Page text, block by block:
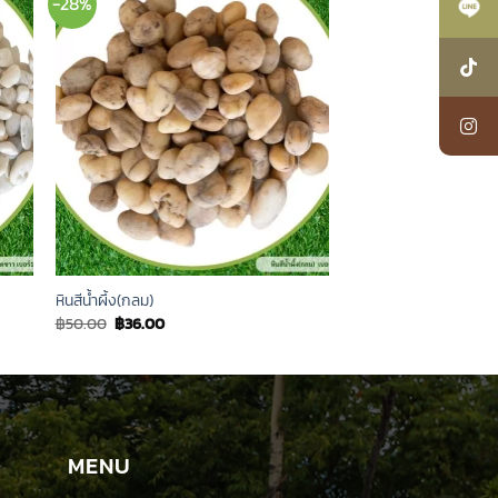
หินสีน้ำผึ้ง(กลม)
฿50.00 Original
price
฿50.00.
฿36.00Current
price
฿36.00.
MENU